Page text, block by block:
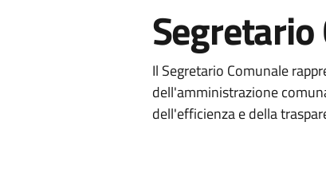
Il Segretario Comunale
dell'amministrazione
dell'efficienza e della